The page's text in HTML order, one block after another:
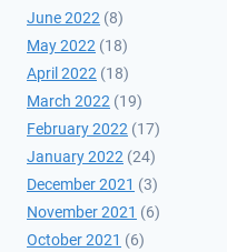
June 2022 (8)
May 2022 (18)
April 2022 (18)
March 2022 (19)
February 2022 (17)
January 2022 (24)
December 2021 (3)
November 2021 (6)
October 2021 (6)